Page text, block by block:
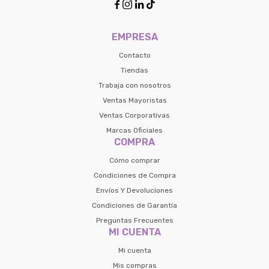
EMPRESA
Contacto
Tiendas
Trabaja con nosotros
Ventas Mayoristas
Ventas Corporativas
Marcas Oficiales
COMPRA
Cómo comprar
Condiciones de Compra
Envíos Y Devoluciones
Condiciones de Garantía
Preguntas Frecuentes
MI CUENTA
Mi cuenta
Mis compras
   
Mes Año
Continuar
Volver al inicio
preguntas@pagodespues.com.uy